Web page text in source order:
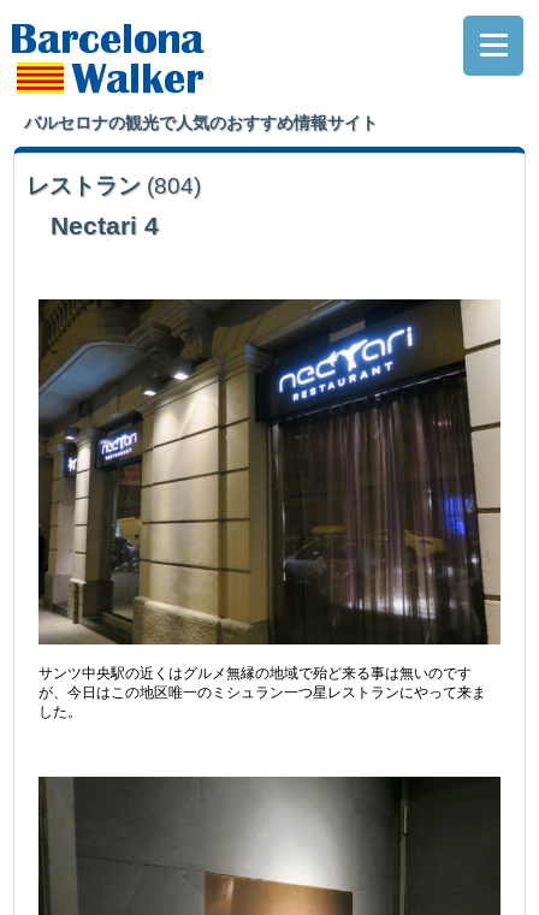
バルセロナの観光で人気のおすすめ情報サイト
レストラン (804)
Nectari 4
サンツ中央駅の近くはグルメ無縁の地域で殆ど来る事は無いのです
が、今日はこの地区唯一のミシュラン一つ星レストランにやって来ま
した。